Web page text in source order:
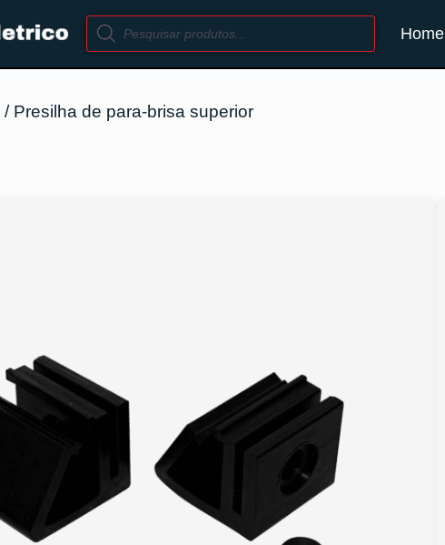
Home
/ Presilha de para-brisa superior